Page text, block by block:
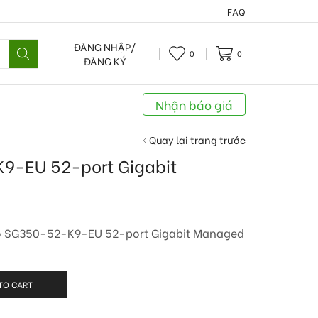
FAQ
ĐĂNG NHẬP/
ĐĂNG KÝ
0 0
Nhận báo giá
Quay lại trang trước
EU 52-port Gigabit
SG350-52-K9-EU 52-port Gigabit Managed
CART